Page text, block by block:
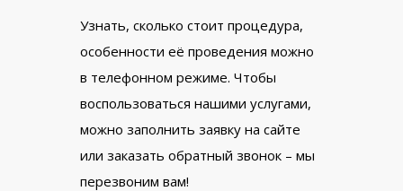
Узнать, сколько стоит процедура,
особенности её проведения можно
в телефонном режиме. Чтобы
воспользоваться нашими услугами,
можно заполнить заявку на сайте
или заказать обратный звонок – мы
перезвоним вам!